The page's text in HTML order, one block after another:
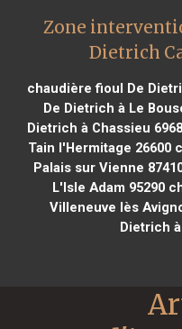
Zone
Dietrich
chaudière fioul De
De Dietrich à Le
Dietrich à Chassieu
Tain l'Hermitage 26600
Palais sur Vienne
L'Isle Adam 95290
Villeneuve lès
Dietrich